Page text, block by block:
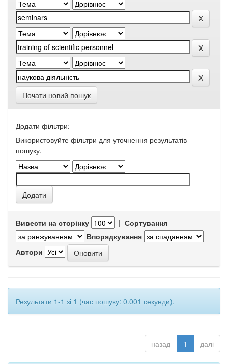
Почати новий пошук
Додати фільтри:
Використовуйте фільтри для уточнення результатів
пошуку.
Вивести на сторінку | Сортування
Впорядкування
Автори
Результати 1-1 зі 1 (час пошуку: 0.001 секунди).
назад 1 далі